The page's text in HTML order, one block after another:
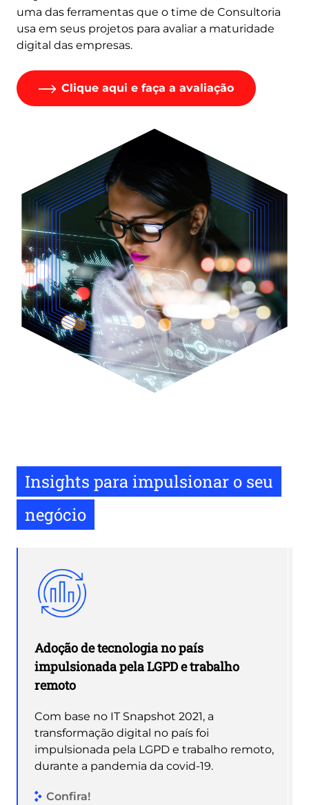
uma das ferramentas que o time de Consultoria
usa em seus projetos para avaliar a maturidade
digital das empresas.
Clique aqui e faça a avaliação
Insights para impulsionar o seu
negócio
Adoção de tecnologia no país
impulsionada pela LGPD e trabalho
remoto
Com base no IT Snapshot 2021, a
transformação digital no país foi
impulsionada pela LGPD e trabalho remoto,
durante a pandemia da covid-19.
Confira!